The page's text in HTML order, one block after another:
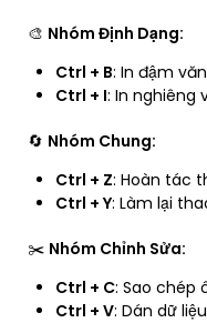
🎨 Nhóm Định Dạng:
Ctrl + B: In đậm
Ctrl + I: In nghiêng
🔄 Nhóm Chung:
Ctrl + Z: Hoàn tác
Ctrl + Y: Làm lại
✂️ Nhóm Chỉnh Sửa:
Ctrl + C: Sao chép
Ctrl + V: Dán dữ